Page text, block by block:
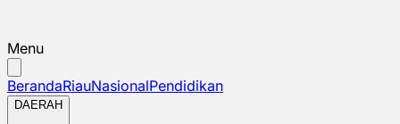
Menu
BerandaRiauNasionalPendidikan
DAERAH